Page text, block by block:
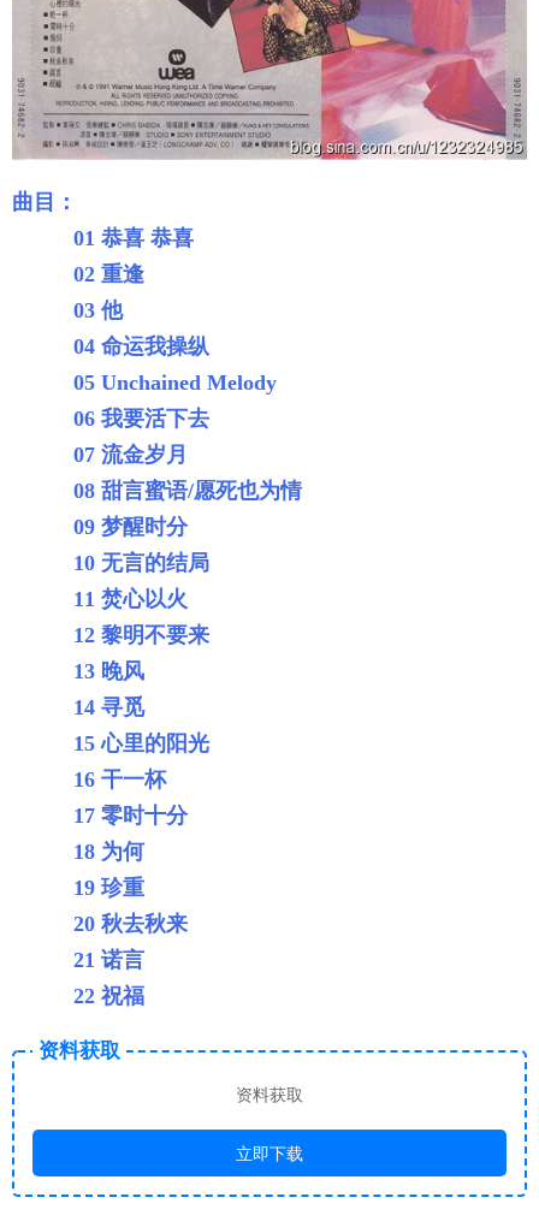
曲目：
01 恭喜 恭喜
02 重逢
03 他
04 命运我操纵
05 Unchained Melody
06 我要活下去
07 流金岁月
08 甜言蜜语/愿死也为情
09 梦醒时分
10 无言的结局
11 焚心以火
12 黎明不要来
13 晚风
14 寻觅
15 心里的阳光
16 干一杯
17 零时十分
18 为何
19 珍重
20 秋去秋来
21 诺言
22 祝福
资料获取
资料获取
立即下载